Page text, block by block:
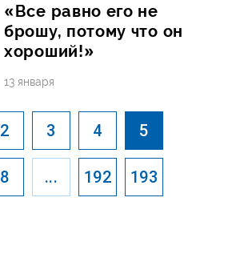
«Все равно его не
брошу, потому что он
хороший!»
13 января
2 3 4 5
8 ... 192 193